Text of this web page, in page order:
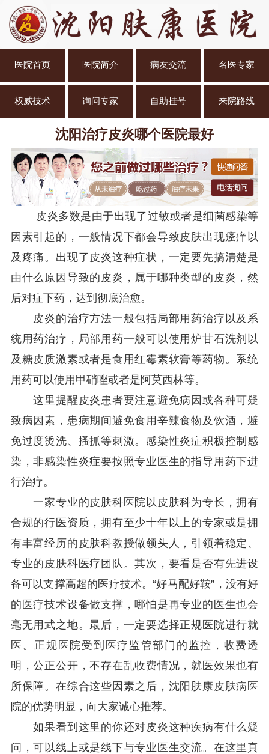
医院首页 医院简介 病友交流 名医专家
权威技术 询问专家 自助挂号 来院路线
沈阳治疗皮炎哪个医院最好
皮炎多数是由于出现了过敏或者是细菌感染等
因素引起的，一般情况下都会导致皮肤出现瘙痒以
及疼痛。出现了皮炎这种症状，一定要先搞清楚是
由什么原因导致的皮炎，属于哪种类型的皮炎，然
后对症下药，达到彻底治愈。
皮炎的治疗方法一般包括局部用药治疗以及系
统用药治疗，局部用药一般可以使用炉甘石洗剂以
及糖皮质激素或者是食用红霉素软膏等药物。系统
用药可以使用甲硝唑或者是阿莫西林等。
这里提醒皮炎患者要注意避免病因或各种可疑
致病因素，患病期间避免食用辛辣食物及饮酒，避
免过度烫洗、搔抓等刺激。感染性炎症积极控制感
染，非感染性炎症要按照专业医生的指导用药下进
行治疗。
一家专业的皮肤科医院以皮肤科为专长，拥有
合规的行医资质，拥有至少十年以上的专家或是拥
有丰富经历的皮肤科教授做领头人，引领着稳定、
专业的皮肤科医疗团队。其次，要看是否有先进设
备可以支撑高超的医疗技术。“好马配好鞍”，没有好
的医疗技术设备做支撑，哪怕是再专业的医生也会
毫无用武之地。最后，一定要选择正规医院进行就
医。正规医院受到医疗监管部门的监控，收费透
明，公正公开，不存在乱收费情况，就医效果也有
所保障。在综合这些因素之后，沈阳肤康皮肤病医
院的优势明显，向大家诚心推荐。
如果看到这里的你还对皮炎这种疾病有什么疑
问，可以线上或是线下与专业医生交流。在这里真